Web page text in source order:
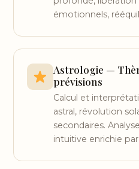
émotionnels,
Astrologie —
prévisions
Calcul et
astral, révolution
secondaires.
intuitive enrichie